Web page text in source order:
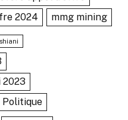
2024
mmg mining
2023
Politique